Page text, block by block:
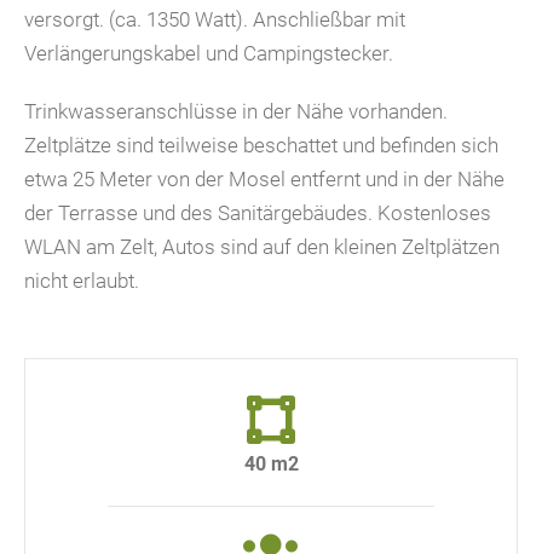
versorgt. (ca. 1350 Watt). Anschließbar mit
Verlängerungskabel und Campingstecker.
Trinkwasseranschlüsse in der Nähe vorhanden.
Zeltplätze sind teilweise beschattet und befinden sich
etwa 25 Meter von der Mosel entfernt und in der Nähe
der Terrasse und des Sanitärgebäudes. Kostenloses
WLAN am Zelt, Autos sind auf den kleinen Zeltplätzen
nicht erlaubt.
40 m2